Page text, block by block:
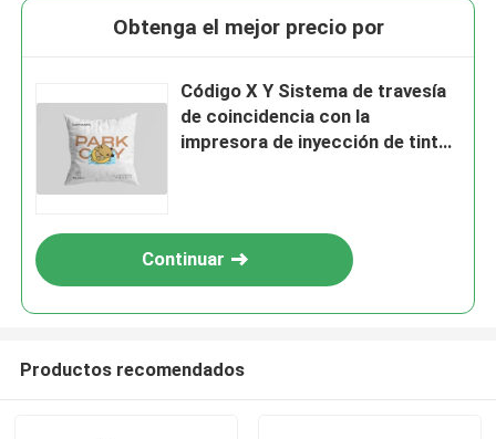
Obtenga el mejor precio por
Código X Y Sistema de travesía
de coincidencia con la
impresora de inyección de tinta
Continuar
Productos recomendados